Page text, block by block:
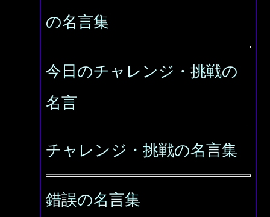
の名言集
今日のチャレンジ・挑戦の
名言
チャレンジ・挑戦の名言集
錯誤の名言集